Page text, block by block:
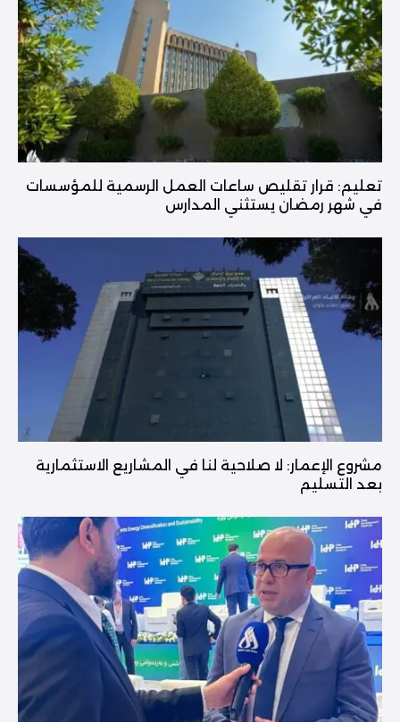
تعليم: قرار تقليص ساعات العمل الرسمية للمؤسسات
في شهر رمضان يستثني المدارس
مشروع الإعمار: لا صلاحية لنا في المشاريع الاستثمارية
بعد التسليم